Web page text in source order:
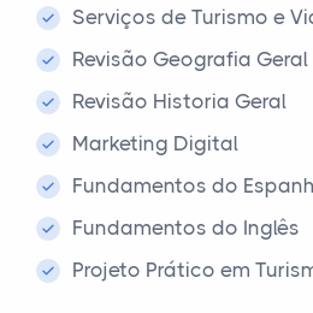
Serviços de Turismo e
Revisão Geografia Geral
Revisão Historia Geral
Marketing Digital
Fundamentos do
Fundamentos do Inglês
Projeto Prático em